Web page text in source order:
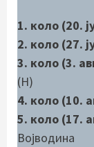
1. коло (20.
2. коло (27.
3. коло (3.
(Н)
4. коло (10.
5. коло (17.
Војводина